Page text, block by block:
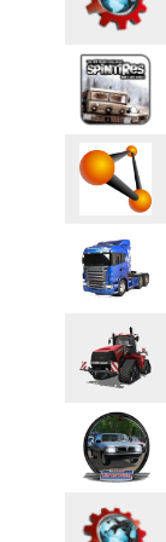
ТАНКИ
ПОЕЗДА
ВОДНЫЙ
RC
КАРТЫ
ЧИТЫ
РАЗНОЕ
ТЮНИНГ
КАРТЫ